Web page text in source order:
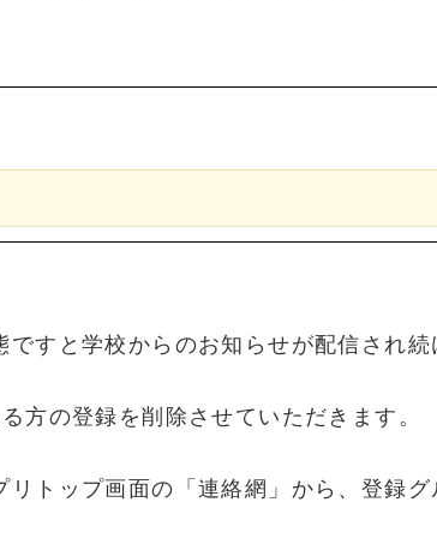
すと学校からのお知らせが配信され続
方の登録を削除させていただきます。
トップ画面の「連絡網」から、登録グ